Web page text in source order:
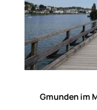
Gmunden im